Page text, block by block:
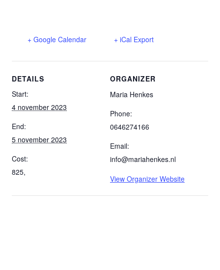
+ Google Calendar + iCal Export
DETAILS
Start:
4 november 2023
End:
5 november 2023
Cost:
825,
ORGANIZER
Maria Henkes
Phone:
0646274166
Email:
info@mariahenkes.nl
View Organizer Website